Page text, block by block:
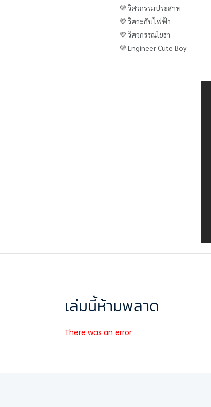
💜 วิศวกรรมประสาท
💜 วิศวะกับไฟฟ้า
💜 วิศวกรรณโยธา
💜 Engineer Cute Boy
เล่มนี้ห้ามพลาด
There was an error